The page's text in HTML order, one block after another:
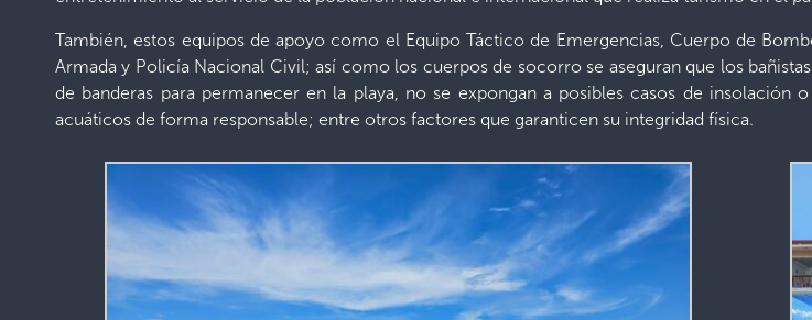
También, estos equipos de apoyo como el Equipo Táctico de Emergencias, Cuerpo de
Armada y Policía Nacional Civil; así como los cuerpos de socorro se aseguran que los
de banderas para permanecer en la playa, no se expongan a posibles casos de
acuáticos de forma responsable; entre otros factores que garanticen su integridad física.